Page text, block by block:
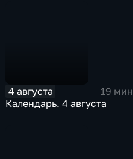
4 августа
19 мин
Календарь. 4 августа